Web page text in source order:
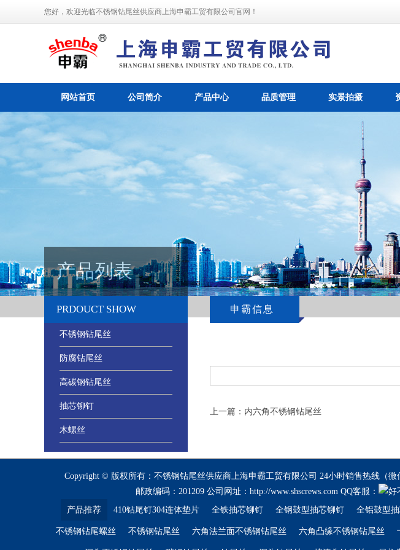
您好，欢迎光临不锈钢钻尾丝供应商上海申霸工贸有限公司官网！
网站首页 公司简介 产品中心 品质管理 实景拍摄
产品列表
PRDOUCT SHOW
不锈钢钻尾丝
防腐钻尾丝
高碳钢钻尾丝
抽芯铆钉
木螺丝
申霸信息
上一篇：内六角不锈钢钻尾丝
Copyright © 版权所有：不锈钢钻尾丝供应商上海申霸工贸有限公司 24小时销售热线（微
邮政编码：201209 公司网址： http://www.shscrews.com QQ客服：
产品推荐
410钻尾钉304连体垫片 全铁抽芯铆钉 全钢鼓型抽芯铆钉 全铝鼓型
不锈钢钻尾螺丝 不锈钢钻尾丝 六角法兰面不锈钢钻尾丝 六角凸缘不锈钢钻尾丝